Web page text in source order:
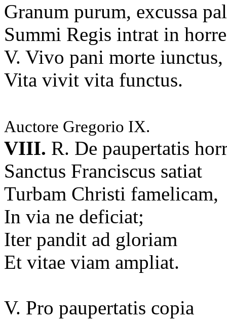
Granum purum, excussa
Summi Regis intrat in
V. Vivo pani morte
Vita vivit vita functus.
Auctore Gregorio IX.
VIII. R. De paupertatis
Sanctus Franciscus satiat
Turbam Christi famelicam,
In via ne deficiat;
Iter pandit ad gloriam
Et vitae viam ampliat.
V. Pro paupertatis copia